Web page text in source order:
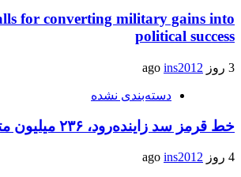
for converting military gains into
political success
3 روز ago ins2012
دسته‌بندی نشده
خط قرمز سد زاینده‌رود، ۲۳۶ میلیون مترمکعب است
4 روز ago ins2012